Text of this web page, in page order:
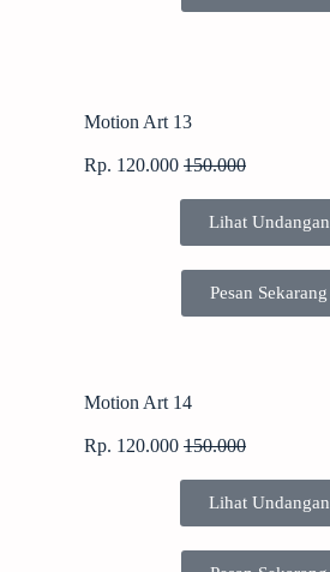
Motion Art 13
Rp. 120.000 150.000
Lihat Undangan
Pesan Sekarang
Motion Art 14
Rp. 120.000 150.000
Lihat Undangan